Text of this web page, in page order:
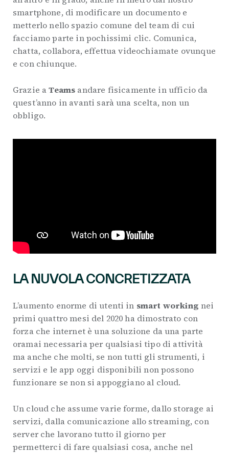
smartphone, di modificare un documento e
metterlo nello spazio comune del team di cui
facciamo parte in pochissimi clic. Comunica,
chatta, collabora, effettua videochiamate ovunque
e con chiunque.
Grazie aTeams andare fisicamente in ufficio da
quest’anno in avanti sarà una scelta, non un
obbligo.
LA NUVOLA CONCRETIZZATA
L’aumento enorme di utenti in smart working nei
primi quattro mesi del 2020 ha dimostrato con
forza che internet è una soluzione da una parte
oramai necessaria per qualsiasi tipo di attività
ma anche che molti, se non tutti gli strumenti, i
servizi e le app oggi disponibili non possono
funzionare se non si appoggiano al cloud.
Un cloud che assume varie forme, dallo storage ai
servizi, dalla comunicazione allo streaming, con
server che lavorano tutto il giorno per
permetterci di fare qualsiasi cosa, anche nel